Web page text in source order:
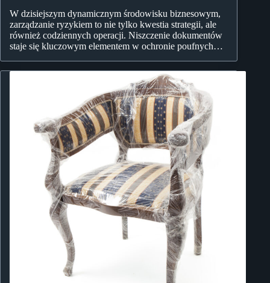
W dzisiejszym dynamicznym środowisku biznesowym,
zarządzanie ryzykiem to nie tylko kwestia strategii, ale
również codziennych operacji. Niszczenie dokumentów
staje się kluczowym elementem w ochronie poufnych…